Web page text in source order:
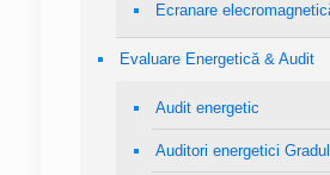
Ecranare
Evaluare Energetică & Audit
Audit energetic
Auditori energetici